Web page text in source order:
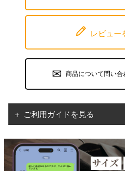
レビュー
商品について問い合
＋ ご利用ガイドを見る